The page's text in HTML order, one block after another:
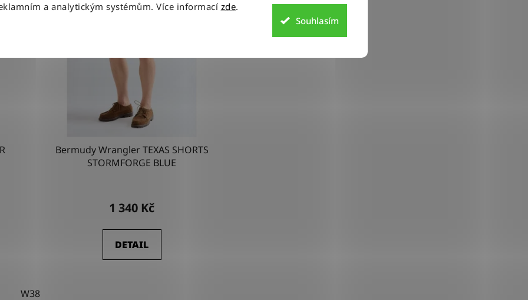
a analytickým systémům. Více informací zde.
Souhlasím
Bermudy Wrangler TEXAS SHORTS
STORMFORGE BLUE
1 340 Kč
DETAIL
W38